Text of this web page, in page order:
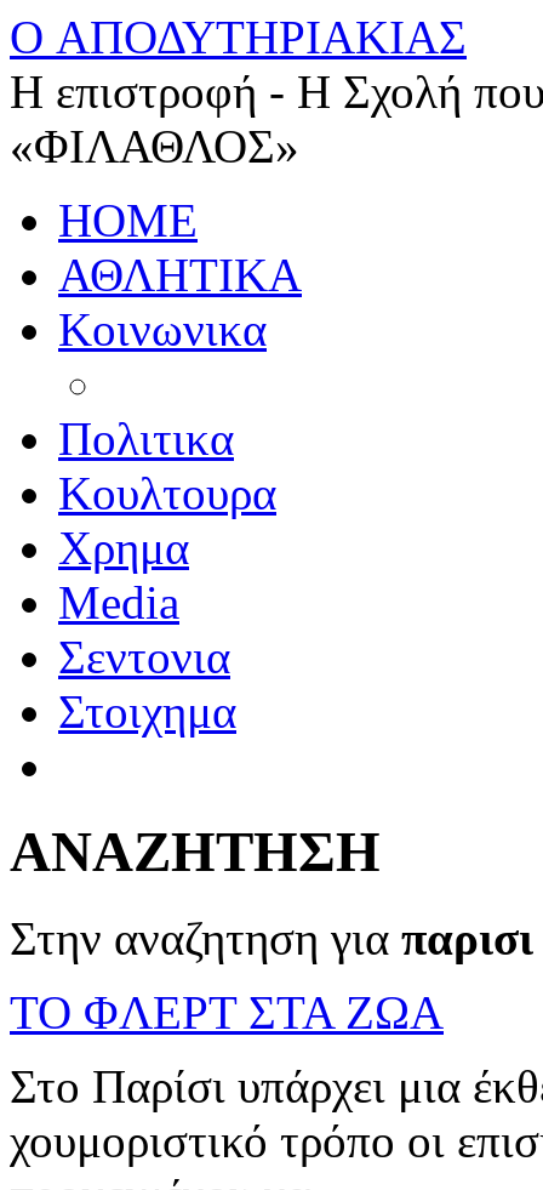
O ΑΠΟΔΥΤΗΡΙΑΚΙΑΣ
Η επιστροφή - Η Σχολή
«ΦΙΛΑΘΛΟΣ»
HOME
ΑΘΛΗΤΙΚΑ
Κοινωνικα
Πολιτικα
Κουλτουρα
Χρημα
Media
Σεντονια
Στοιχημα
ΑΝΑΖΗΤΗΣΗ
Στην αναζητηση για παρισι
ΤΟ ΦΛΕΡΤ ΣΤΑ ΖΩΑ
Στο Παρίσι υπάρχει μια
χουμοριστικό τρόπο οι